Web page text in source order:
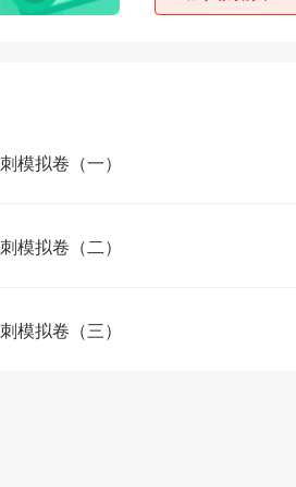
模拟卷（一）
模拟卷（二）
模拟卷（三）